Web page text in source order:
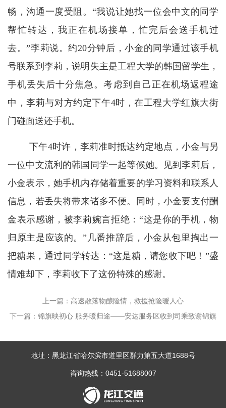
畅，沟通一度受阻。“我说让她找一位会中文的同学
帮忙转达，我正在机场接单，忙完后会送手机过
去。”李莉说。约20分钟后，小金的同学通过该手机
号联系到李莉，说明失主是工程大学的韩国留学生，
手机丢失后十分焦急。考虑到自己正在机场返程途
中，李莉与对方约定下午4时，在工程大学红旗大街
门碰面送还手机。
下午4时许，李莉准时抵达约定地点，小金与另
一位中文流利的韩国同学一起等候她。见到李莉后，
小金表示，她手机内存储着重要的学习资料和联系人
信息，若丢失将带来诸多不便。同时，小金要支付酬
金表示感谢，被李莉婉言拒绝：“这是你的手机，物
归原主是应该的。”几番推辞后，小金从包里掏出一
把糖果，通过同学转达：“这是糖，请您收下吧！”盛
情难却下，李莉收下了这份特殊的感谢。
上一篇：高速散落物酿险情，救援抢险暖人心
下一篇：锦旗映初心 服务暖归途——安达服务区收到司乘致谢锦旗
地址：黑龙江省哈尔滨市道里区群力第五大道1688号
咨询热线：0451-51688007